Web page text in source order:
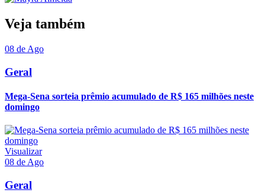
Veja também
08 de Ago
Geral
Mega-Sena sorteia prêmio acumulado de R$ 165 milhões neste
domingo
Visualizar
08 de Ago
Geral